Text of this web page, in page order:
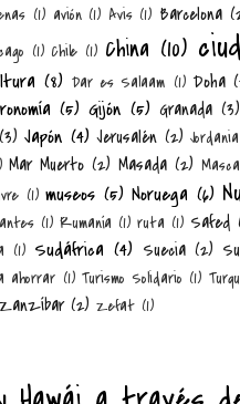
(1) avión (1) Avis (1) Barcelona
(1) Chile (1) China (10)
(8) Dar es Salaam (1) Doha
(5) Gijón (5) Granada (3)
(3) Japón (4) Jerusalén (2) Jordania
Mar Muerto (2) Masada (2)
(1) museos (5) Noruega (6)
(1) Rumanía (1) ruta (1) Safed
(1) Sudáfrica (4) Suecia (2)
ahorrar (1) Turismo Solidario (1)
Zanzíbar (2) Zefat (1)